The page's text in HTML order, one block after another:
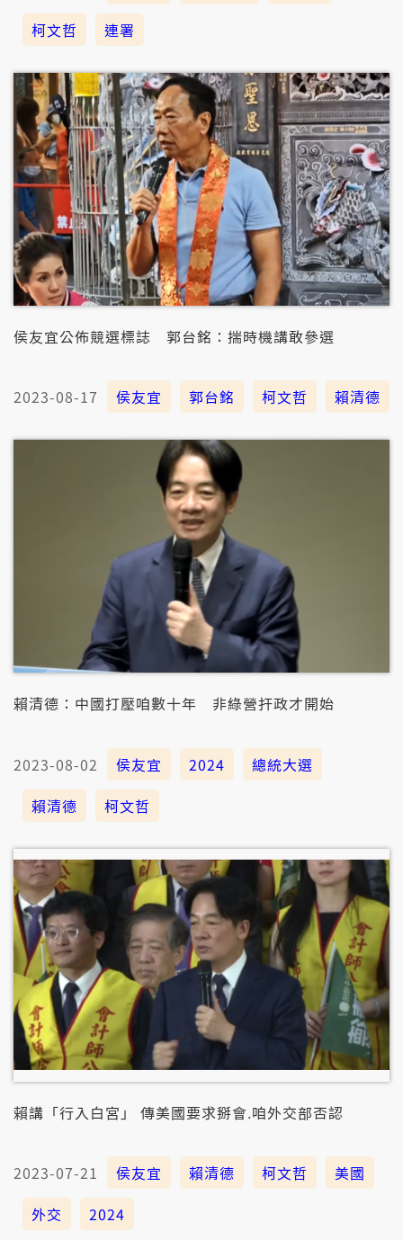
柯文哲
連署
侯友宜公佈競選標誌 郭台銘：揣時機講敢參選
2023-08-17 侯友宜 郭台銘 柯文哲 賴清德
賴清德：中國打壓咱數十年 非綠營扞政才開始
2023-08-02 侯友宜 2024
總統大選
賴清德
柯文哲
賴講「行入白宮」 傳美國要求掰會.咱外交部否認
2023-07-21 侯友宜 賴清德 柯文哲
美國
外交
2024